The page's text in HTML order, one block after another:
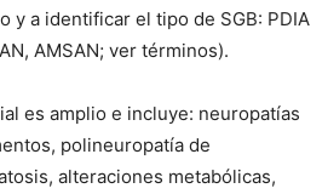
y a identificar el tipo de SGB: PDIA
AMSAN; ver términos).
es amplio e incluye: neuropatías
polineuropatía de
alteraciones metabólicas,